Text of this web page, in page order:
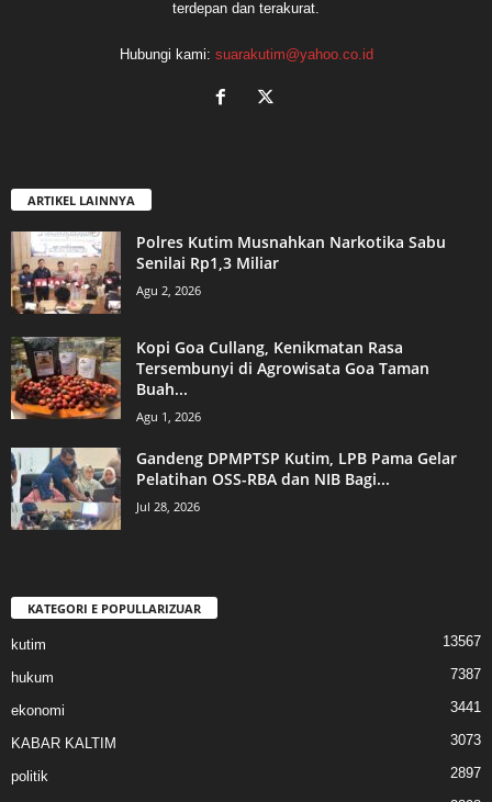
terdepan dan terakurat.
Hubungi kami: suarakutim@yahoo.co.id
ARTIKEL LAINNYA
Polres Kutim Musnahkan Narkotika Sabu
Senilai Rp1,3 Miliar
Agu 2, 2026
Kopi Goa Cullang, Kenikmatan Rasa
Tersembunyi di Agrowisata Goa Taman
Buah...
Agu 1, 2026
Gandeng DPMPTSP Kutim, LPB Pama Gelar
Pelatihan OSS-RBA dan NIB Bagi...
Jul 28, 2026
KATEGORI E POPULLARIZUAR
kutim 13567
hukum 7387
ekonomi 3441
KABAR KALTIM 3073
politik 2897